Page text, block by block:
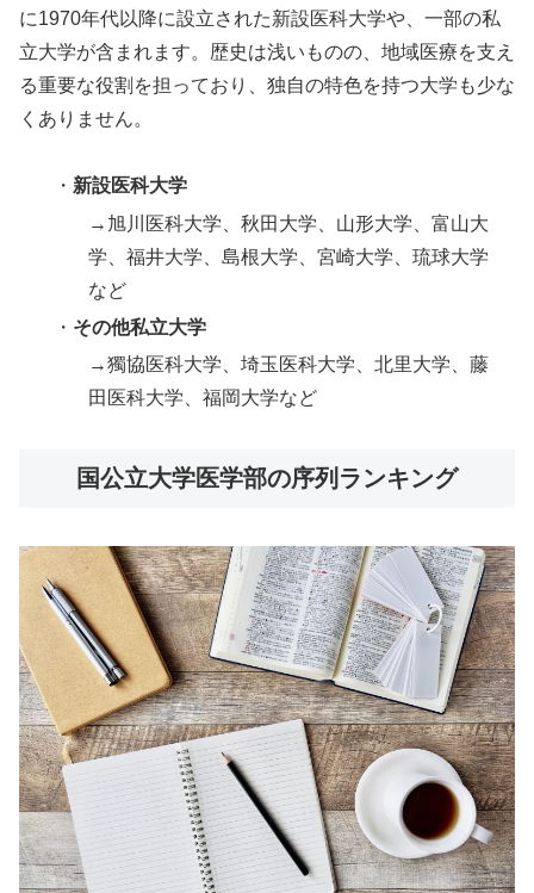
に1970年代以降に設立された新設医科大学や、一部の私
立大学が含まれます。歴史は浅いものの、地域医療を支え
る重要な役割を担っており、独自の特色を持つ大学も少な
くありません。
・新設医科大学
→旭川医科大学、秋田大学、山形大学、富山大
学、福井大学、島根大学、宮崎大学、琉球大学
など
・ その他私立大学
→獨協医科大学、埼玉医科大学、北里大学、藤
田医科大学、福岡大学など
国公立大学医学部の序列ランキング